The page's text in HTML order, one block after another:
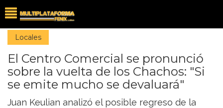
Locales
El Centro Comercial se pronunció
sobre la vuelta de los Chachos: "Si
se emite mucho se devaluará"
Juan Keulian analizó el posible regreso de la